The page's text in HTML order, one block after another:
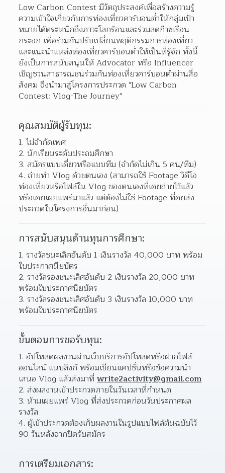
Low Carbon Contest มีวัตถุประสงค์เพื่อสร้างความรู้
ความเข้าใจเกี่ยวกับการท่องเที่ยวคาร์บอนต่ำให้กลุ่มเป้า
หมายได้ตระหนักถึงภาวะโลกร้อนและร่วมลดก๊าซเรือน
กระจก เพื่อร่วมกันปรับเปลี่ยนพฤติกรรมการท่องเที่ยว
และแนะนำแหล่งท่องเที่ยวคาร์บอนต่ำให้เป็นที่รู้จัก ทั้งนี้
ยังเป็นการสนับสนุนให้ Advocator หรือ Influencer
เชิญชวนสาธารณชนร่วมกันท่องเที่ยวคาร์บอนต่ำผ่านสื่อ
สังคม จึงนำมาสู่โครงการประกวด "Low Carbon
Contest: Vlog-The Journey"
คุณสมบัติผู้รับทุน:
ไม่จำกัดเพศ
นักเรียนระดับประถมศึกษา
สมัครแบบเดี่ยวหรือแบบทีม (จำกัดไม่เกิน 5 คน/ทีม)
ถ่ายทำ VIog ด้วยตนเอง (สามารถใช้ Footage วิดีโอ
ท่องเที่ยวหรือไฟล์ใน Vlog ของตนเองที่เคยถ่ายไว้แล้ว
หรือเคยเผยแพร่มาแล้ว แต่ต้องไม่ใช่ Footage ที่คยส่ง
ประกวดในโครงการอื่นมาก่อน)
การสนับสนุนด้านทุนการศึกษา:
รางวัลชนะเลิศอันดับ 1 เงินรางวัล 40,000 บาท พร้อม
ใบประกาศนียบัตร
รางวัลรองชนะเลิศอันดับ 2 เงินรางวัล 20,000 บาท
พร้อมใบประกาศนียบัตร
รางวัลรองชนะเลิศอันดับ 3 เงินรางวัล 10,000 บาท
พร้อมใบประกาศนียบัตร
ขั้นตอนการขอรับทุน:
อัปโหลดผลงานผ่านเว็บบริการอัปโหลดหรือฝากไฟล์
ออนไลน์ แนบลิงก์ พร้อมเขียนแคปชั่นหรือข้อความนำ
เสนอ Vlog แล้วส่งมาที่ write2activity@gmail.com
ส่งผลงานเข้าประกวดภายในวันเวลาที่กำหนด
ห้ามเผยแพร่ Vlog ที่ส่งประกวดก่อนวันประกาศผล
รางวัล
ผู้เข้าประกวดต้องเก็บผลงานในรูปแบบไฟล์ต้นฉบับไว้
90 วันหลังจากปิดรับสมัคร
การเตรียมเอกสาร: